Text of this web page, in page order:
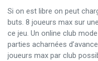
Si on est libre on peut
buts. 8 joueurs max sur
ce jeu. Un online club
parties acharnées
joueurs max par club